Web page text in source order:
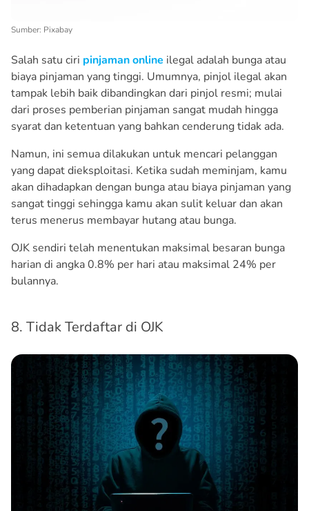
Sumber: Pixabay
Salah satu ciri pinjaman online ilegal adalah bunga atau
biaya pinjaman yang tinggi. Umumnya, pinjol ilegal akan
tampak lebih baik dibandingkan dari pinjol resmi; mulai
dari proses pemberian pinjaman sangat mudah hingga
syarat dan ketentuan yang bahkan cenderung tidak ada.
Namun, ini semua dilakukan untuk mencari pelanggan
yang dapat dieksploitasi. Ketika sudah meminjam, kamu
akan dihadapkan dengan bunga atau biaya pinjaman yang
sangat tinggi sehingga kamu akan sulit keluar dan akan
terus menerus membayar hutang atau bunga.
OJK sendiri telah menentukan maksimal besaran bunga
harian di angka 0.8% per hari atau maksimal 24% per
bulannya.
8. Tidak Terdaftar di OJK